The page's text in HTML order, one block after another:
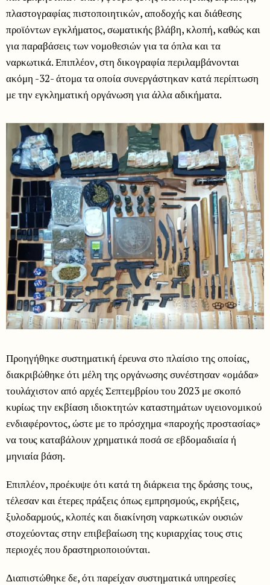
πλαστογραφίας πιστοποιητικών, αποδοχής και διάθεσης
προϊόντων εγκλήματος, σωματικής βλάβη, κλοπή, καθώς και
για παραβάσεις των νομοθεσιών για τα όπλα και τα
ναρκωτικά. Επιπλέον, στη δικογραφία περιλαμβάνονται
ακόμη -32- άτομα τα οποία συνεργάστηκαν κατά περίπτωση
με την εγκληματική οργάνωση για άλλα αδικήματα.
Προηγήθηκε συστηματική έρευνα στο πλαίσιο της οποίας,
διακριβώθηκε ότι μέλη της οργάνωσης συνέστησαν «ομάδα»
τουλάχιστον από αρχές Σεπτεμβρίου του 2023 με σκοπό
κυρίως την εκβίαση ιδιοκτητών καταστημάτων υγειονομικού
ενδιαφέροντος, ώστε με το πρόσχημα «παροχής προστασίας»
να τους καταβάλουν χρηματικά ποσά σε εβδομαδιαία ή
μηνιαία βάση.
Επιπλέον, προέκυψε ότι κατά τη διάρκεια της δράσης τους,
τέλεσαν και έτερες πράξεις όπως εμπρησμούς, εκρήξεις,
ξυλοδαρμούς, κλοπές και διακίνηση ναρκωτικών ουσιών
στοχεύοντας στην επιβεβαίωση της κυριαρχίας τους στις
περιοχές που δραστηριοποιούνται.
Διαπιστώθηκε δε, ότι παρείχαν συστηματικά υπηρεσίες